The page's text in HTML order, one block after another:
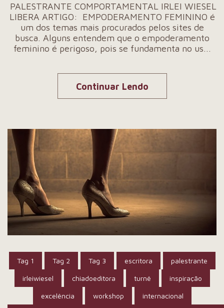
PALESTRANTE COMPORTAMENTAL IRLEI WIESEL
LIBERA ARTIGO: EMPODERAMENTO FEMININO é
um dos temas mais procurados pelos sites de
busca. Alguns entendem que o empoderamento
feminino é perigoso, pois se fundamenta no us...
Continuar Lendo
Tag 1 Tag 2 Tag 3 escritora palestrante
irleiwiesel chiadoeditora turnê inspiração
excelência workshop internacional